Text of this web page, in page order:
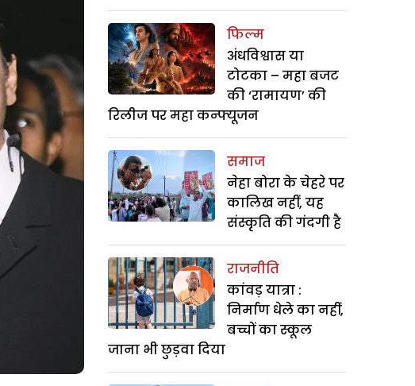
फिल्म
अंधविश्वास या
टोटका – महा बजट
की ‘रामायण’ की
रिलीज पर महा कन्फ्यूजन
समाज
नेहा बोरा के चेहरे पर
कालिख नहीं, यह
संस्कृति की गंदगी है
राजनीति
कांवड़ यात्रा :
निर्माण धेले का नहीं,
बच्चों का स्कूल
जाना भी छुड़वा दिया